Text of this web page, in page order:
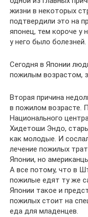
жизни в некоторых
подтвердили это на
японец, тем короче у
у него было болезней.
Сегодня в Японии
пожилым возрастом,
Вторая причина
в пожилом возрасте.
Национального
Хидетоши Эндо,
как молодые. И
лечение пожилых
Японии, но
А все потому, что в
пожилые едят ту же
Японии такое и
пожилых стоит на
еда для младенцев.